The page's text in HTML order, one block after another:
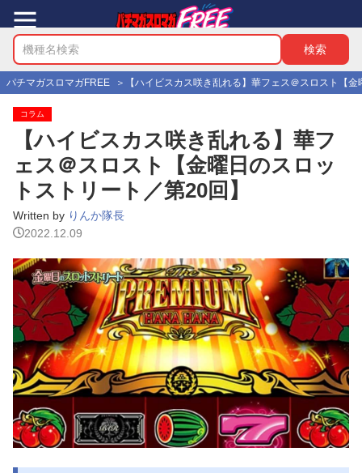
パチマガスロマガFREE 【ハイビスカス咲き乱れる】華フェス＠スロスト【
コラム
【ハイビスカス咲き乱れる】華フ
ェス＠スロスト【金曜日のスロッ
トストリート／第20回】
Written by りんか隊長
2022.12.09